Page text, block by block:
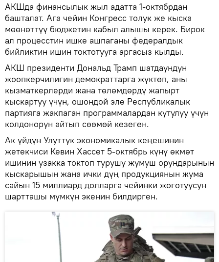
АКШда финансылык жыл адатта 1-октябрдан
башталат. Ага чейин Конгресс толук же кыска
мөөнөттүү бюджетин кабыл алышы керек. Бирок
ал процесстин ишке ашпаганы федералдык
бийликтин ишин токтотууга аргасыз кылды.
АКШ президенти Дональд Трамп шатдаундун
жоопкерчилигин демократтарга жүктөп, аны
кызматкерлерди жана төлөмдөрдү жапырт
кыскартуу үчүн, ошондой эле Республикалык
партияга жакпаган программалардан кутулуу үчүн
колдонорун айтып сөөмөй кезеген.
Ак үйдүн Улуттук экономикалык кеңешинин
жетекчиси Кевин Хассет 5-октябрь күнү өкмөт
ишинин узакка токтоп турушу жумуш орундарынын
кыскарышын жана ички дүң продукциянын жума
сайын 15 миллиард долларга чейинки жоготуусун
шартташы мүмкүн экенин билдирген.